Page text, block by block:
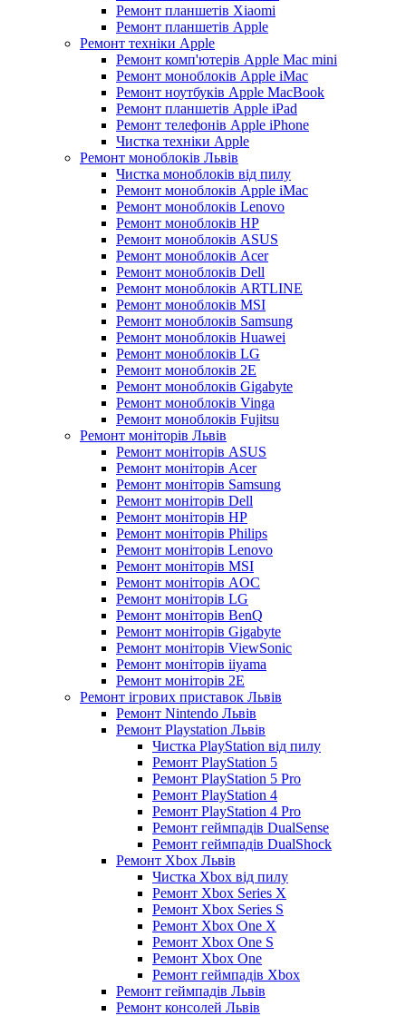
Ремонт планшетів Xiaomi
Ремонт планшетів Apple
Ремонт техніки Apple
Ремонт комп'ютерів Apple Mac mini
Ремонт моноблоків Apple iMac
Ремонт ноутбуків Apple MacBook
Ремонт планшетів Apple iPad
Ремонт телефонів Apple iPhone
Чистка техніки Apple
Ремонт моноблоків Львів
Чистка моноблоків від пилу
Ремонт моноблоків Apple iMac
Ремонт моноблоків Lenovo
Ремонт моноблоків HP
Ремонт моноблоків ASUS
Ремонт моноблоків Acer
Ремонт моноблоків Dell
Ремонт моноблоків ARTLINE
Ремонт моноблоків MSI
Ремонт моноблоків Samsung
Ремонт моноблоків Huawei
Ремонт моноблоків LG
Ремонт моноблоків 2E
Ремонт моноблоків Gigabyte
Ремонт моноблоків Vinga
Ремонт моноблоків Fujitsu
Ремонт моніторів Львів
Ремонт моніторів ASUS
Ремонт моніторів Acer
Ремонт моніторів Samsung
Ремонт моніторів Dell
Ремонт моніторів HP
Ремонт моніторів Philips
Ремонт моніторів Lenovo
Ремонт моніторів MSI
Ремонт моніторів AOC
Ремонт моніторів LG
Ремонт моніторів BenQ
Ремонт моніторів Gigabyte
Ремонт моніторів ViewSonic
Ремонт моніторів iiyama
Ремонт моніторів 2E
Ремонт ігрових приставок Львів
Ремонт Nintendo Львів
Ремонт Playstation Львів
Чистка PlayStation від пилу
Ремонт PlayStation 5
Ремонт PlayStation 5 Pro
Ремонт PlayStation 4
Ремонт PlayStation 4 Pro
Ремонт геймпадів DualSense
Ремонт геймпадів DualShock
Ремонт Xbox Львів
Чистка Xbox від пилу
Ремонт Xbox Series X
Ремонт Xbox Series S
Ремонт Xbox One X
Ремонт Xbox One S
Ремонт Xbox One
Ремонт геймпадів Xbox
Ремонт геймпадів Львів
Ремонт консолей Львів